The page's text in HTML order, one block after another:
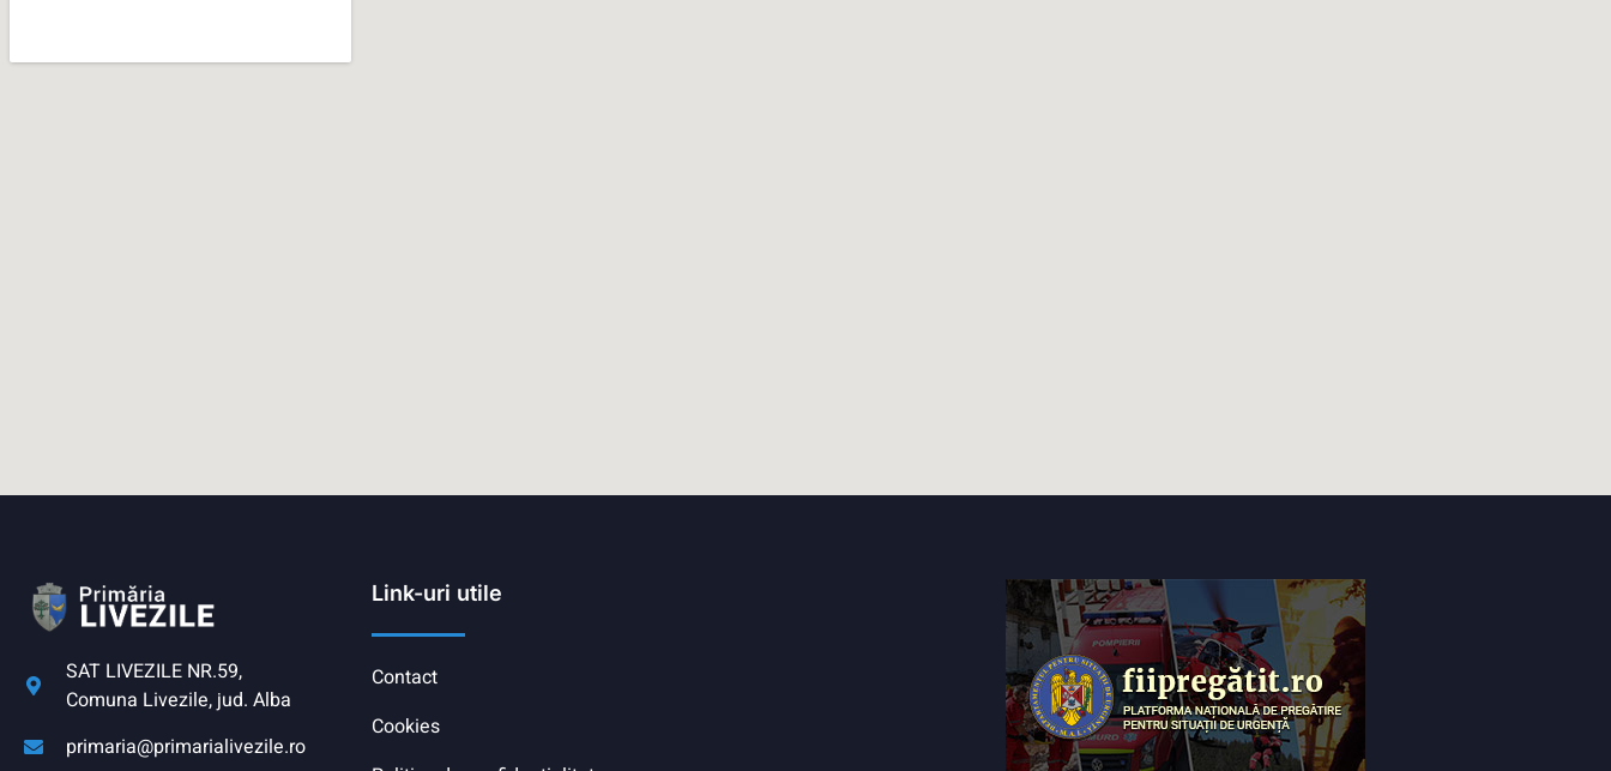
SAT LIVEZILE NR.59,
Comuna Livezile, jud. Alba
primaria@primarialivezile.ro
Link-uri utile
Contact
Cookies